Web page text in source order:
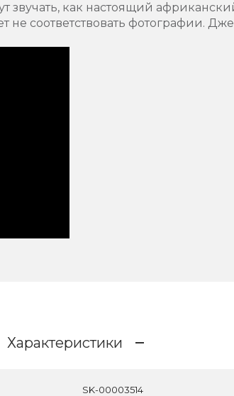
звучать, как настоящий
соответствовать фотографии.
Характеристики
SK-00003514